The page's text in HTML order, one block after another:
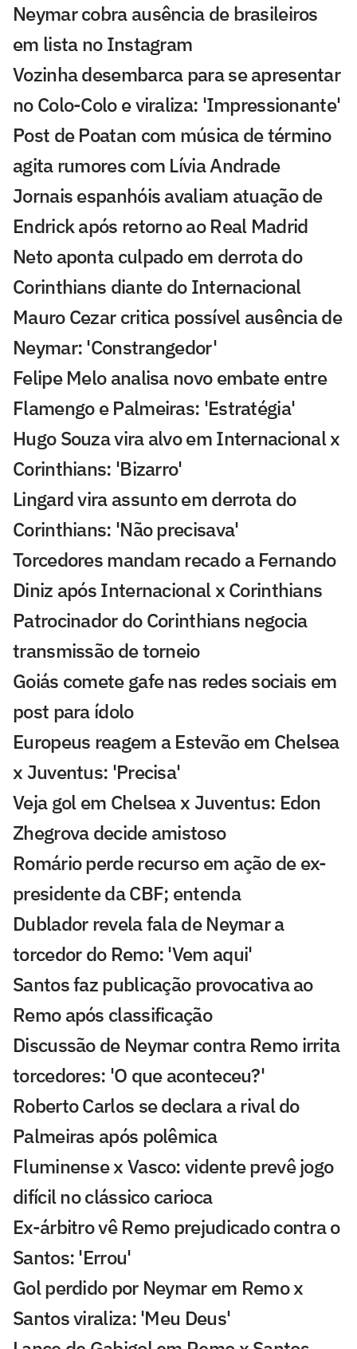
Neymar cobra ausência de brasileiros
em lista no Instagram
Vozinha desembarca para se apresentar
no Colo-Colo e viraliza: 'Impressionante'
Post de Poatan com música de término
agita rumores com Lívia Andrade
Jornais espanhóis avaliam atuação de
Endrick após retorno ao Real Madrid
Neto aponta culpado em derrota do
Corinthians diante do Internacional
Mauro Cezar critica possível ausência de
Neymar: 'Constrangedor'
Felipe Melo analisa novo embate entre
Flamengo e Palmeiras: 'Estratégia'
Hugo Souza vira alvo em Internacional x
Corinthians: 'Bizarro'
Lingard vira assunto em derrota do
Corinthians: 'Não precisava'
Torcedores mandam recado a Fernando
Diniz após Internacional x Corinthians
Patrocinador do Corinthians negocia
transmissão de torneio
Goiás comete gafe nas redes sociais em
post para ídolo
Europeus reagem a Estevão em Chelsea
x Juventus: 'Precisa'
Veja gol em Chelsea x Juventus: Edon
Zhegrova decide amistoso
Romário perde recurso em ação de ex-
presidente da CBF; entenda
Dublador revela fala de Neymar a
torcedor do Remo: 'Vem aqui'
Santos faz publicação provocativa ao
Remo após classificação
Discussão de Neymar contra Remo irrita
torcedores: 'O que aconteceu?'
Roberto Carlos se declara a rival do
Palmeiras após polêmica
Fluminense x Vasco: vidente prevê jogo
difícil no clássico carioca
Ex-árbitro vê Remo prejudicado contra o
Santos: 'Errou'
Gol perdido por Neymar em Remo x
Santos viraliza: 'Meu Deus'